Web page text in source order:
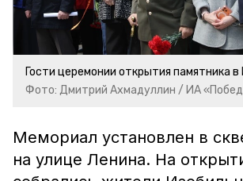
Гости церемонии открытия памятника
Фото: Дмитрий Ахмадуллин / ИА
Мемориал установлен в
на улице Ленина. На